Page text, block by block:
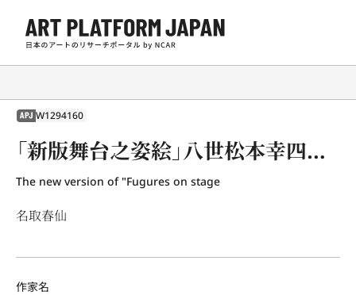
APJ W1294160
「新版舞台之姿絵」八世松本幸四郎 茨木の渡辺綱
The new version of "Fugures on stage
名取春仙
作家名